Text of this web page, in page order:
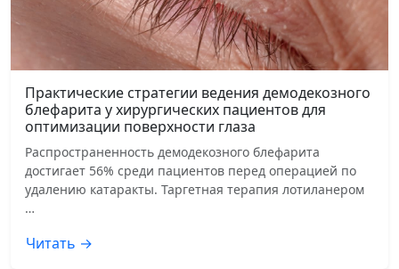
Практические стратегии ведения демодекозного
блефарита у хирургических пациентов для
оптимизации поверхности глаза
Распространенность демодекозного блефарита
достигает 56% среди пациентов перед операцией по
удалению катаракты. Таргетная терапия лотиланером
…
Читать →